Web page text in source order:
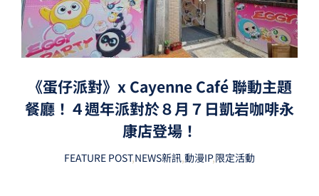
《蛋仔派對》x Cayenne Café 聯動主題
餐廳！４週年派對於８月７日凱岩咖啡永
康店登場！
FEATURE POST,NEWS新訊,動漫IP,限定活動